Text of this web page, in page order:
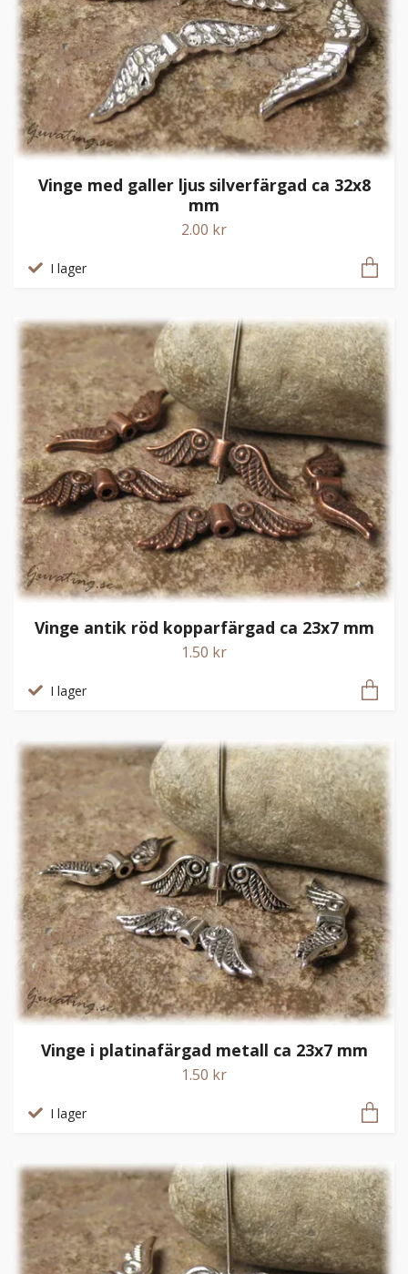
Vinge med galler ljus silverfärgad ca 32x8
mm
2.00 kr
I lager
Vinge antik röd kopparfärgad ca 23x7 mm
1.50 kr
I lager
Vinge i platinafärgad metall ca 23x7 mm
1.50 kr
I lager